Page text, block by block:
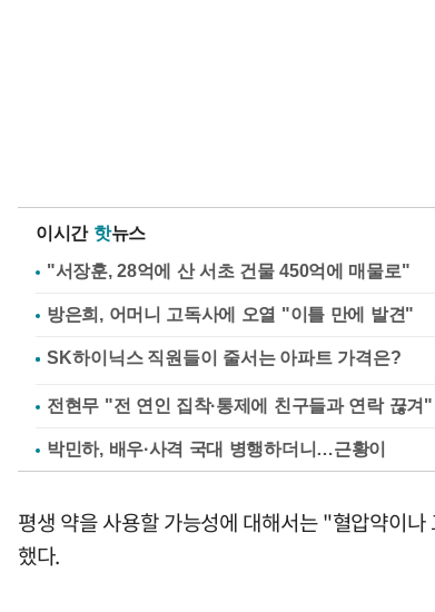
이시간 핫뉴스
"서장훈, 28억에 산 서초 건물 450억에 매물로"
방은희, 어머니 고독사에 오열 "이틀 만에 발견"
전현무 "전 연인 집착·통제에 친구들과 연락 끊겨"
박민하, 배우·사격 국대 병행하더니…근황이
평생 약을 사용할 가능성에 대해서는 "혈압약이
했다.